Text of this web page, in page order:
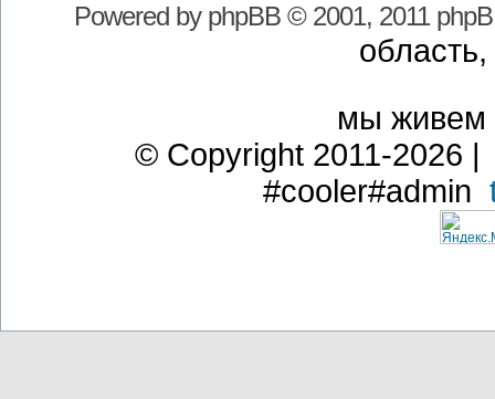
Powered by phpBB© 2001, 2011
мы
© Copyright 2011-2026
#cooler#admin